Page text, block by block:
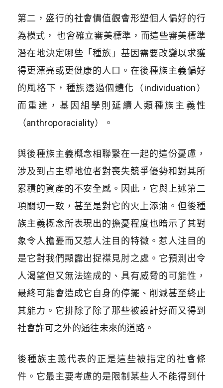
第二，盛行的社會價值觀會形塑個人偏好的行
為模式， 也會確立審美標準，而這些審美標準
潛在地決定哪些「種族」基因需要改變以求獲
得更漂亮或更健康的人口。在後種族主義偏好
的風格下，種族透過個體化（individuation）
而重建，基因組學則延續人類種族主義性
（anthroporaciality）。
與後種族主義概念相聯繫在一起的這份憂慮，
涉及到占主導地位者對喪失競爭優勢和對其所
累積的資產的不安全感。因此，它與上述第二
項關切一致，甚至是對它的火上添油。但後種
族主義概念所表現出的擔憂程度也暗示了其對
象令人擔憂而又惹人注目的特徵。惹人注目的
是它對我們顯露出捉襟見肘之處。它預測出令
人渴望但又無法達成的、具有威脅的可能性，
最終可能會造成它自身的停擺、削減甚至終止
其能力。它排除了除了那些被設計好而又得到
社會許可之外的通往未來的道路。
後種族主義代表的正是這些被指定的社會條
件。它最主要考慮的是限制某些人不能得到什